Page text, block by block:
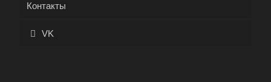
Контакты
VK